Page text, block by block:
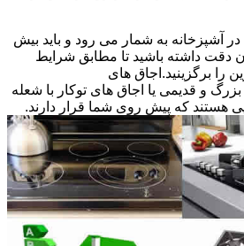
آشپزخانه به شمار می رود و باید بیش
دقت داشته باشید تا مطابق شرایط
را برگزینید.اجاق های
و قدیمی یا اجاق های توکار با شعله
هستند که پیش روی شما قرار دارند.